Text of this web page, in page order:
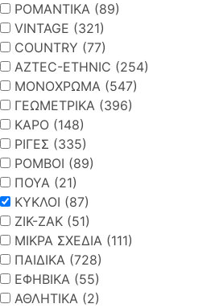
ΡΟΜΑΝΤΙΚΑ (89)
VINTAGE (321)
COUNTRY (77)
AZTEC-ETHNIC (254)
ΜΟΝΟΧΡΩΜΑ (547)
ΓΕΩΜΕΤΡΙΚΑ (396)
ΚΑΡΟ (148)
ΡΙΓΕΣ (335)
ΡΟΜΒΟΙ (89)
ΠΟΥΑ (21)
ΚΥΚΛΟΙ (87)
ΖΙΚ-ΖΑΚ (51)
ΜΙΚΡΑ ΣΧΕΔΙΑ (111)
ΠΑΙΔΙΚΑ (728)
ΕΦΗΒΙΚΑ (55)
ΑΘΛΗΤΙΚΑ (2)